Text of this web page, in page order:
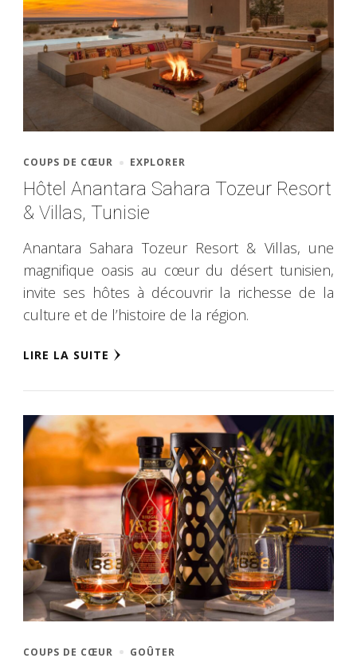
COUPS DE CŒUR EXPLORER
Hôtel Anantara Sahara Tozeur Resort
& Villas, Tunisie
Anantara Sahara Tozeur Resort & Villas, une
magnifique oasis au cœur du désert tunisien,
invite ses hôtes à découvrir la richesse de la
culture et de l’histoire de la région.
LIRE LA SUITE
COUPS DE CŒUR GOÛTER